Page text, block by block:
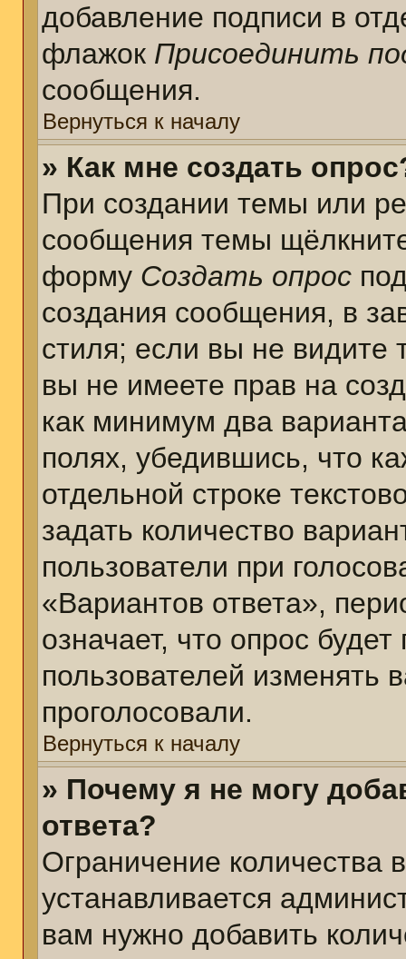
добавление подписи в
флажок Присоединить
сообщения.
Вернуться к началу
» Как мне создать
При создании темы или
сообщения темы
форму Создать опрос
создания сообщения, в
стиля; если вы не видите
вы не имеете прав на
как минимум два
полях, убедившись, что
отдельной строке
задать количество
пользователи при
«Вариантов ответа»,
означает, что опрос
пользователей изменять
проголосовали.
Вернуться к началу
» Почему я не могу
ответа?
Ограничение количества
устанавливается
вам нужно добавить